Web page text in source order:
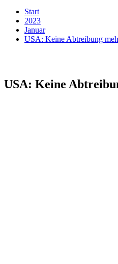
Start
2023
Januar
USA: Keine Abtreibung
USA: Keine